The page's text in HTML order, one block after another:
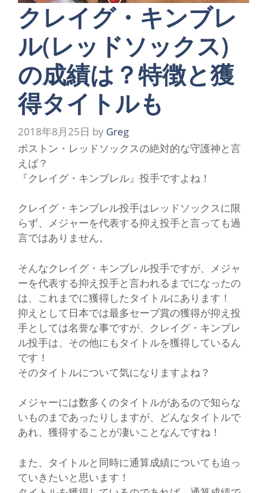
クレイグ・キンブレ
ル(レッドソックス)
の成績は？特徴と獲
得タイトルも
2018年8月25日 by Greg
ボストン・レッドソックスの絶対的な守護神と言
えば？
『クレイグ・キンブレル』投手ですよね！
クレイグ・キンブレル投手はレッドソックスに限
らず、メジャーを代表する抑え投手と言っても過
言ではありません。
そんなクレイグ・キンブレル投手ですが、メジャ
ーを代表する抑え投手と言われるまでになったの
は、これまでに獲得したタイトルにあります！
抑えとして日本では最多セーブ賞の獲得が抑え投
手としては名誉な事ですが、クレイグ・キンブレ
ル投手は、その他にもタイトルを獲得しているん
です！
そのタイトルについて気になりますよね？
メジャーには数多くのタイトルがあるので知らな
いものまであったりしますが、どんなタイトルで
あれ、獲得することが凄いことなんですね！
また、タイトルと同時に通算成績についても迫っ
ていきたいと思います！